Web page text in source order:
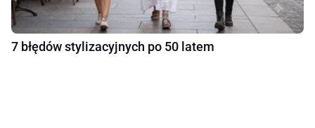
7 błędów stylizacyjnych po 50 latem